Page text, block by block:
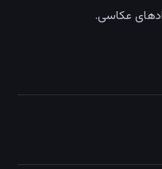
عکاسی.